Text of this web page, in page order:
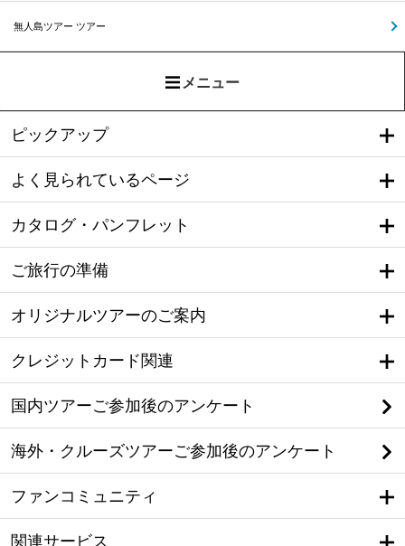
無人島ツアー ツアー
メニュー
ピックアップ
よく見られているページ
カタログ・パンフレット
ご旅行の準備
オリジナルツアーのご案内
クレジットカード関連
国内ツアーご参加後のアンケート
海外・クルーズツアーご参加後のアンケート
ファンコミュニティ
関連サービス